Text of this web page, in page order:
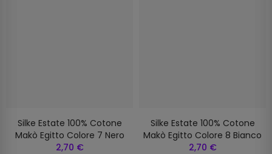
Silke Estate 100% Cotone
Makò Egitto Colore 7 Nero
2,70 €
Silke Estate 100% Cotone
Makò Egitto Colore 8 Bianco
2,70 €